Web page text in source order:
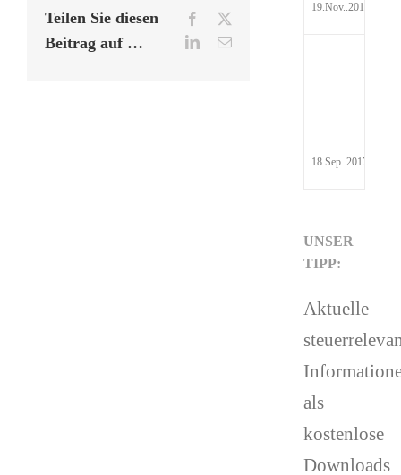
Teilen Sie diesen
Beitrag auf …
Facebook
LinkedIn
E-
19.Nov..2017
18.Sep..2017
UNSER
TIPP:
Aktuelle
als
kostenlose
Downloads